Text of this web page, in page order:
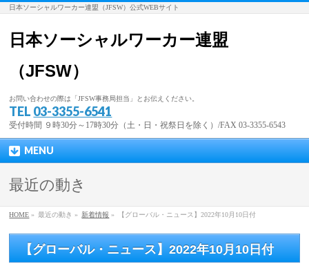
日本ソーシャルワーカー連盟（JFSW）公式WEBサイト
日本ソーシャルワーカー連盟
（JFSW）
お問い合わせの際は「JFSW事務局担当」とお伝えください。
TEL 03-3355-6541
受付時間 ９時30分～17時30分（土・日・祝祭日を除く）/FAX 03-3355-6543
MENU
最近の動き
HOME » 最近の動き » 新着情報 » 【グローバル・ニュース】2022年10月10日付
【グローバル・ニュース】2022年10月10日付